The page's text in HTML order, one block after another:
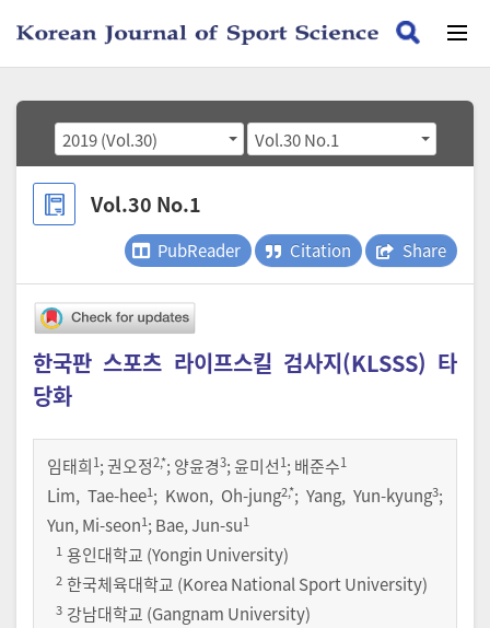
2019 (Vol.30) Vol.30 No.1
Vol.30 No.1
PubReader Citation Share
한국판 스포츠 라이프스킬 검사지(KLSSS) 타
당화
임태희1;권오정2,*;양윤경3;윤미선1;배준수1
Lim, Tae-hee1; Kwon, Oh-jung2,*; Yang, Yun-kyung3;
Yun, Mi-seon1; Bae, Jun-su1
1 용인대학교 (Yongin University)
2 한국체육대학교 (Korea National Sport University)
3 강남대학교 (Gangnam University)